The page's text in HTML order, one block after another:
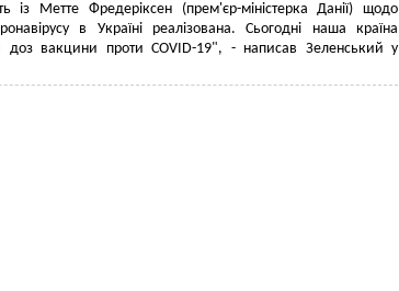
із Метте Фредеріксен (прем'єр-міністерка Данії) щодо
в Україні реалізована. Сьогодні наша країна
доз вакцини проти COVID-19", - написав Зеленський у